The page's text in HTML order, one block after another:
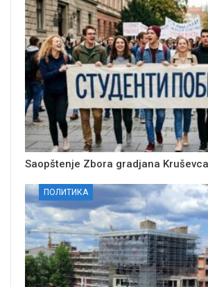
Saopštenje Zbora gradjana Kruševca
ПОЛИТИКА